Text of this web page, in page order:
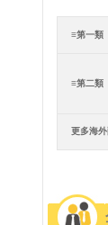
≡第一類
≡第二類
更多海